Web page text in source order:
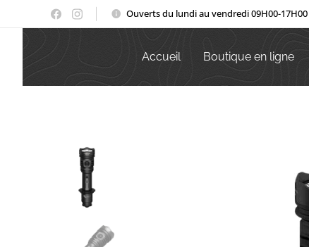
Ouverts du lundi au vendredi 09H00-17H00
Accueil Boutique en ligne